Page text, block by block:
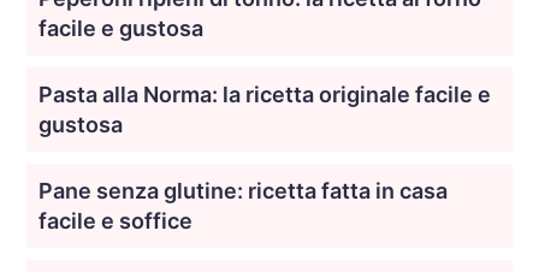
facile e gustosa
Pasta alla Norma: la ricetta originale facile e
gustosa
Pane senza glutine: ricetta fatta in casa
facile e soffice